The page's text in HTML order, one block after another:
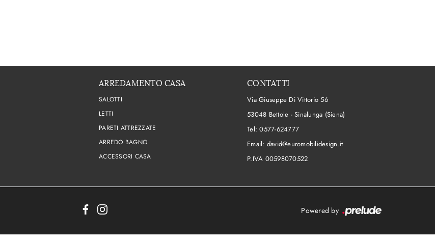
ARREDAMENTO CASA
SALOTTI
LETTI
PARETI ATTREZZATE
ARREDO BAGNO
ACCESSORI CASA
CONTATTI
Via Giuseppe Di Vittorio 56
53048 Bettole - Sinalunga (Siena)
Tel:0577-624777
Email: david@euromobilidesign.it
P.IVA 00598070522
Powered by